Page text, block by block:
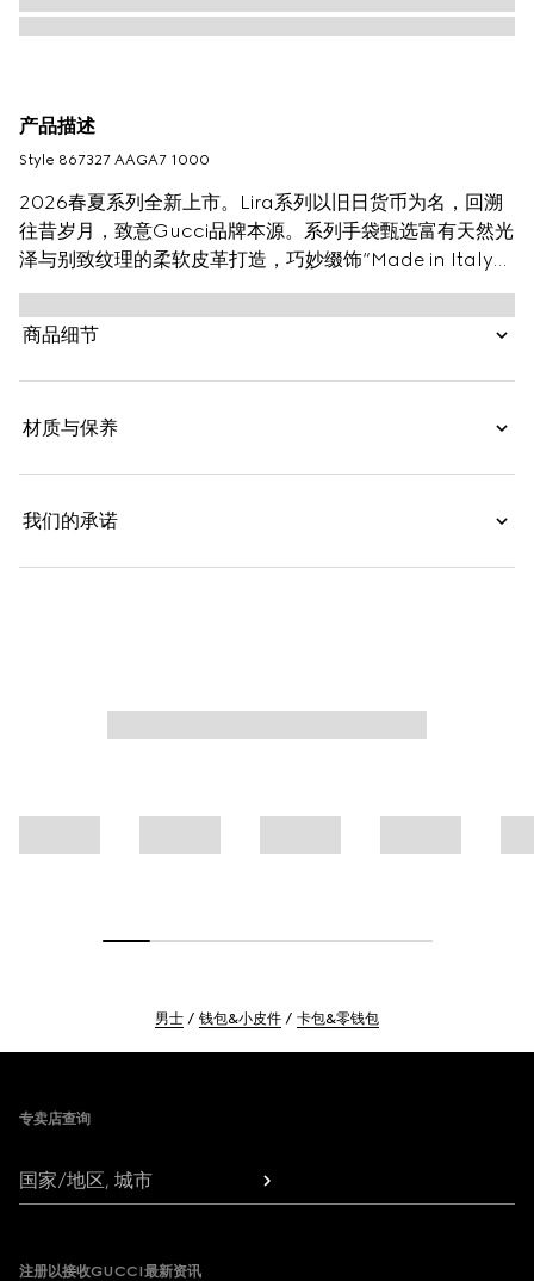
产品描述
Style ‎867327 AAGA7 1000
2026春夏系列全新上市。Lira系列以旧日货币为名，回溯
往昔岁月，致意Gucci品牌本源。系列手袋甄选富有天然光
泽与别致纹理的柔软皮革打造，巧妙缀饰“Made in Italy
by Gucci”烫金标识细节，彰显精致格调。
商品细节
材质与保养
我们的承诺
男士 钱包&小皮件 卡包&零钱包
专卖店查询
国家/地区, 城市
注册以接收GUCCI最新资讯